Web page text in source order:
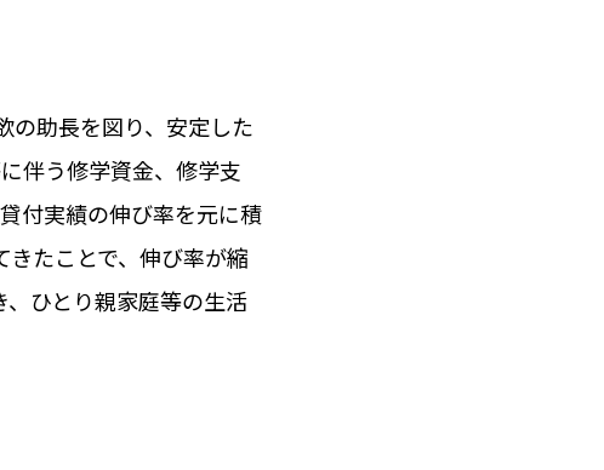
の助長を図り、安定した
伴う修学資金、修学支
付実績の伸び率を元に積
たことで、伸び率が縮
ひとり親家庭等の生活